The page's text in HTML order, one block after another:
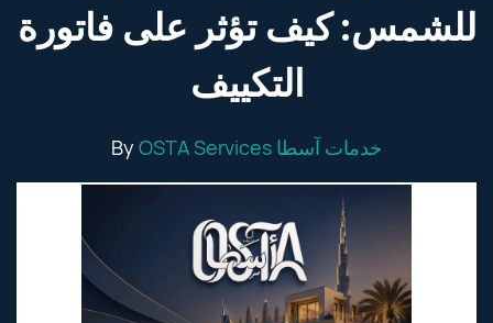
للشمس: كيف تؤثر على فاتورة
التكييف
By OSTA Services خدمات آسطا